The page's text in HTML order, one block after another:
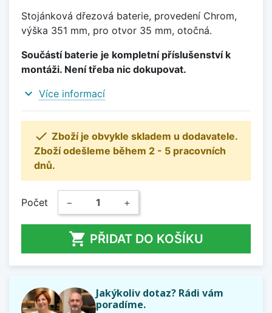
Stojánková dřezová baterie, provedení Chrom,
výška 351 mm, pro otvor 35 mm, otočná.
Součástí baterie je kompletní příslušenství k
montáži. Není třeba nic dokupovat.
expand_more Více informací
 Zboží je obvykle skladem u dodavatele.
Zboží odešleme během 2 - 5 pracovních
dnů.
Počet − +
 PŘIDAT DO KOŠÍKU
Jakýkoliv dotaz? Rádi vám
poradíme.